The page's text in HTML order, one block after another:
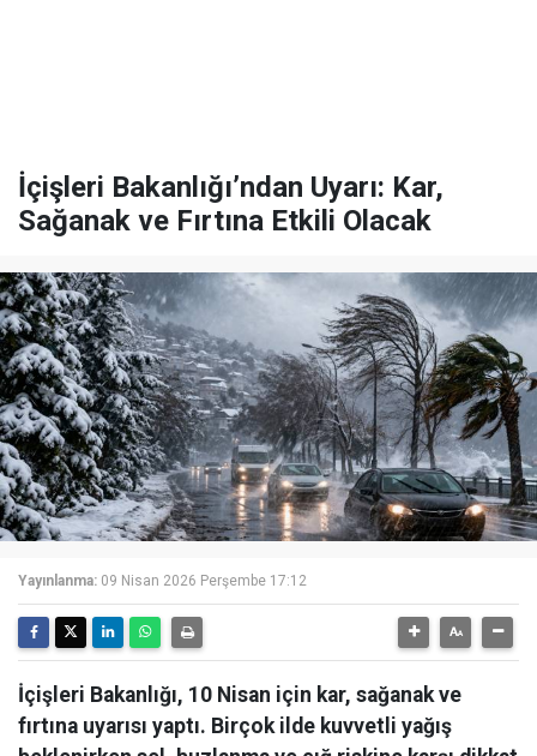
İçişleri Bakanlığı’ndan Uyarı: Kar,
Sağanak ve Fırtına Etkili Olacak
Yayınlanma: 09 Nisan 2026 Perşembe 17:12
İçişleri Bakanlığı, 10 Nisan için kar, sağanak ve
fırtına uyarısı yaptı. Birçok ilde kuvvetli yağış